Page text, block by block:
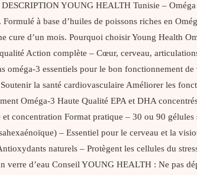
YOUNG HEALTH Tunisie –
à base d’huiles de poissons riches en
d’un mois. Pourquoi choisir Young Health
Action complète – Cœur, cerveau,
3 essentiels pour le bon fonctionnement
la santé cardiovasculaire Améliorer les
Oméga-3 Haute Qualité EPA et DHA
concentration Format pratique – 30 ou 90
– Essentiel pour le cerveau et la
naturels – Protègent les cellules du
d’eau Conseil YOUNG HEALTH : Ne pas